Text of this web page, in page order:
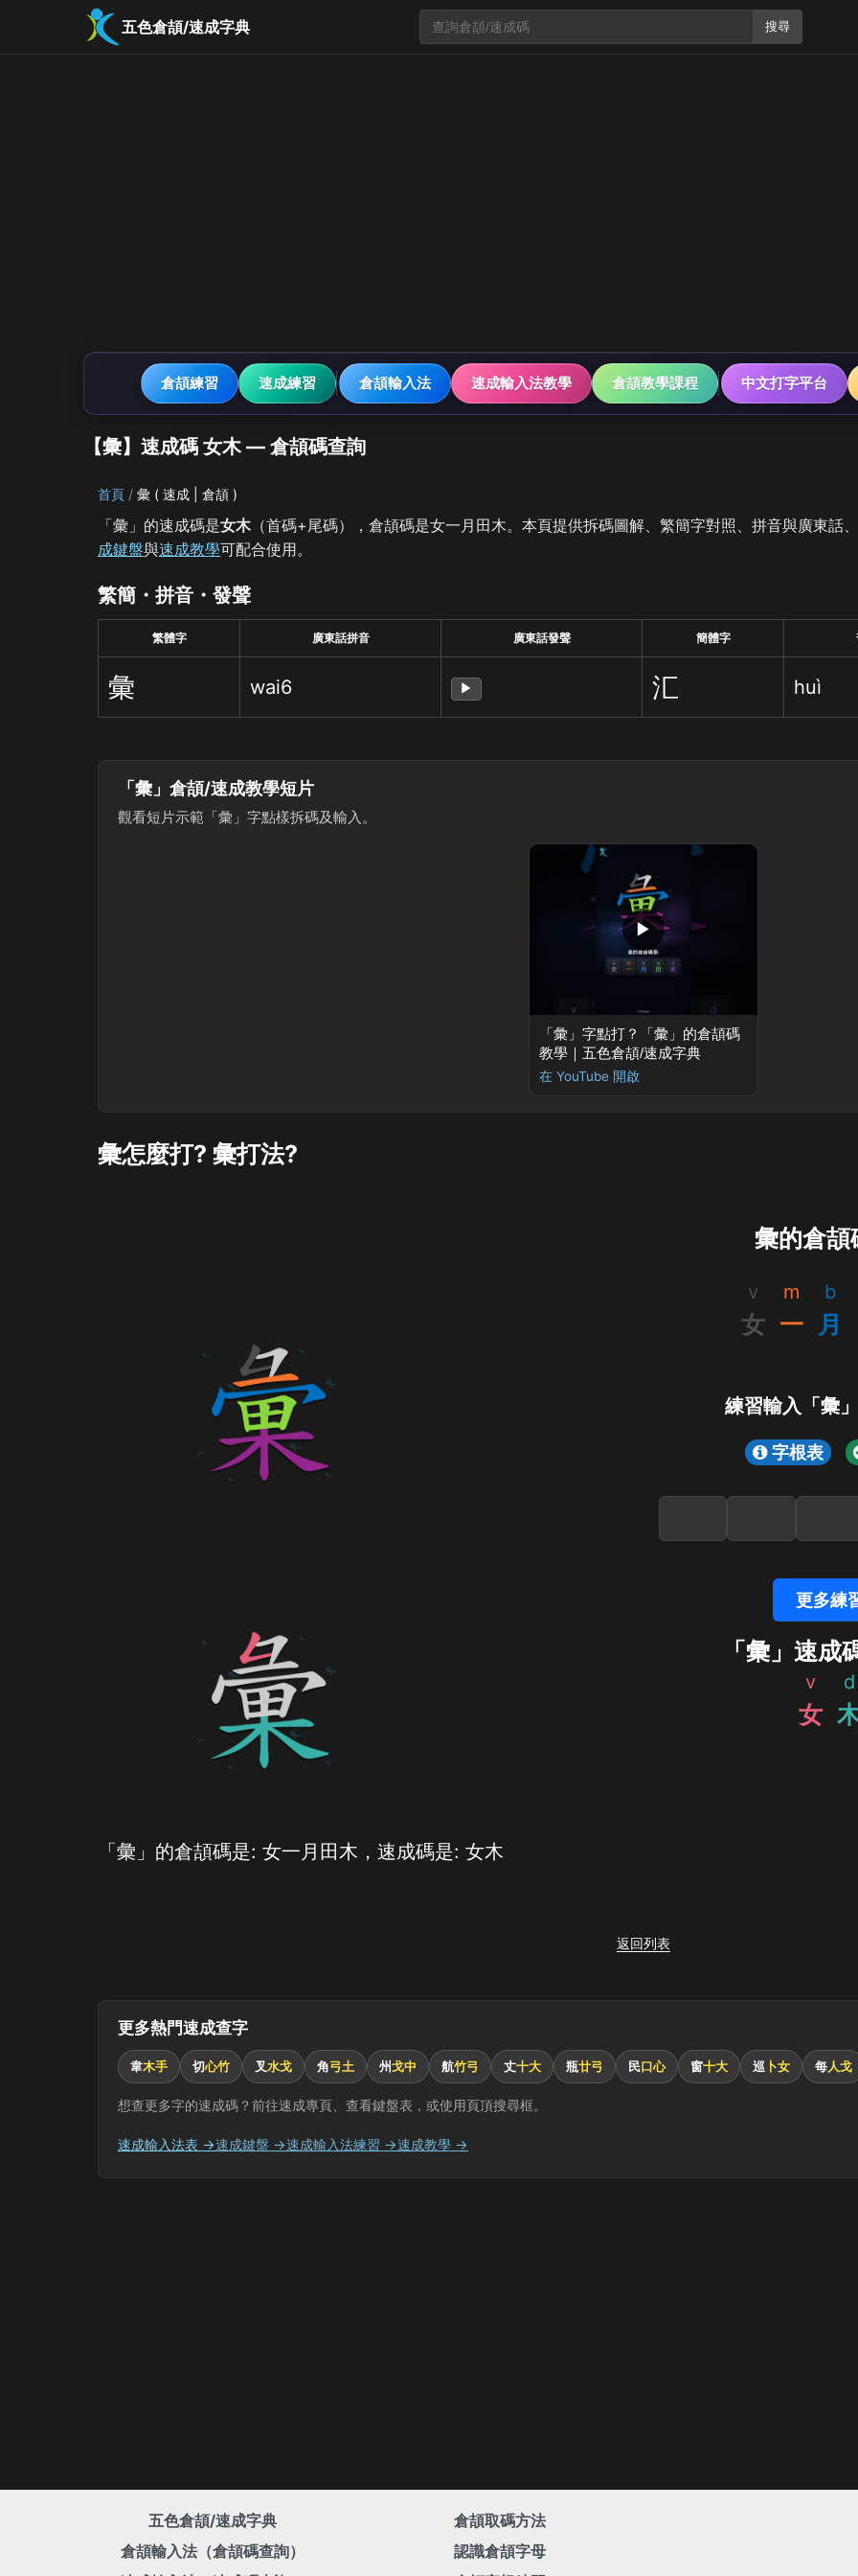
五色倉頡/速成字典 搜尋
倉頡練習 速成練習 倉頡輸入法 速成輸入法教學 倉頡教學課程 中文打字平台
【彙】速成碼 女木 — 倉頡碼查詢
首頁 彙 ( 速成 | 倉頡 )
「彙」的速成碼是女木（首碼+尾碼），倉頡碼是女一月田木。本頁提供拆碼圖解、繁簡字對照、拼音與廣東話
成鍵盤與速成教學可配合使用。
繁簡・拼音・發聲
繁體字 廣東話拼音 廣東話發聲 簡體字
彙 wai6 ▶ 汇 huì
「彙」倉頡/速成教學短片
觀看短片示範「彙」字點樣拆碼及輸入。
▶
「彙」字點打？「彙」的倉頡碼
教學｜五色倉頡/速成字典
在 YouTube 開啟
彙怎麼打? 彙打法?
彙的倉頡
v
女
m
一
b
月
練習輸入「彙
字根表
更多練
「彙」速成
v
女
d
「彙」的倉頡碼是: 女一月田木，速成碼是: 女木
返回列表
更多熱門速成查字
韋木手 切心竹 叉水戈 角弓土 州戈中 航竹弓 丈十大 瓶廿弓 民口心 窗十大 巡 卜女 每人戈
想查更多字的速成碼？前往速成專頁、查看鍵盤表，或使用頁頂搜尋框。
速成輸入法表 →速成鍵盤 →速成輸入法練習 →速成教學 →
五色倉頡/速成字典
倉頡輸入法（倉頡碼查詢）
倉頡取碼方法
認識倉頡字母